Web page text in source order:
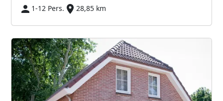
1-12 Pers.
28,85 km